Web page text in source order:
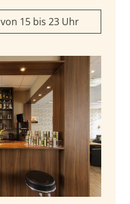
von 15 bis 23 Uhr